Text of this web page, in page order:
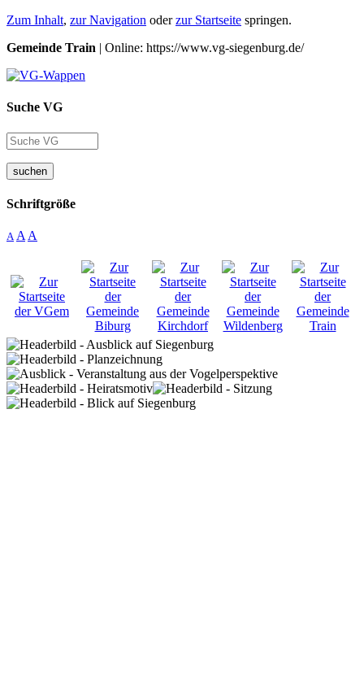
Zum Inhalt, zur Navigation oderzur Startseite springen.
Gemeinde Train | Online: https://www.vg-siegenburg.de/
Suche VG
suchen
Schriftgröße
A A A